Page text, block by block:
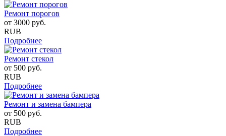
Ремонт порогов
от 3000 руб.
RUB
Подробнее
Ремонт стекол
от 500 руб.
RUB
Подробнее
Ремонт и замена бампера
от 500 руб.
RUB
Подробнее